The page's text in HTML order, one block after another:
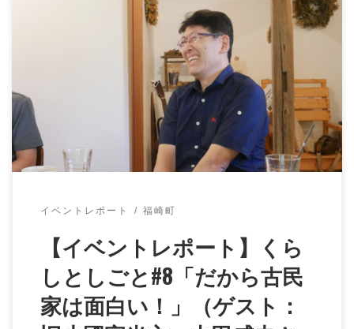
てくてくひめじさんの「かきくけコラム」更新されまし
た！ くらしとしごと#8「だから古民家は面白い！」旧
小國家当主・山田威史さん出演回のレポー […]
イベントレポート 福崎町
【イベントレポート】くら
しとしごと#8「だから古民
家は面白い！」（ゲスト：